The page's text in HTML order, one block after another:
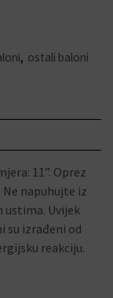
, ostali baloni
11”. Oprez
napuhujte iz
ustima. Uvijek
su izrađeni od
reakciju.